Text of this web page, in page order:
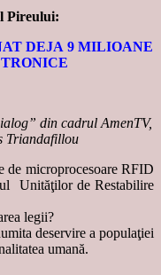
Pireului:
DEJA 9 MILIOANE
din cadrul AmenTV,
Triandafillou
de microprocesoare RFID
Unităţilor de Restabilire
legii?
deservire a populaţiei
umană.